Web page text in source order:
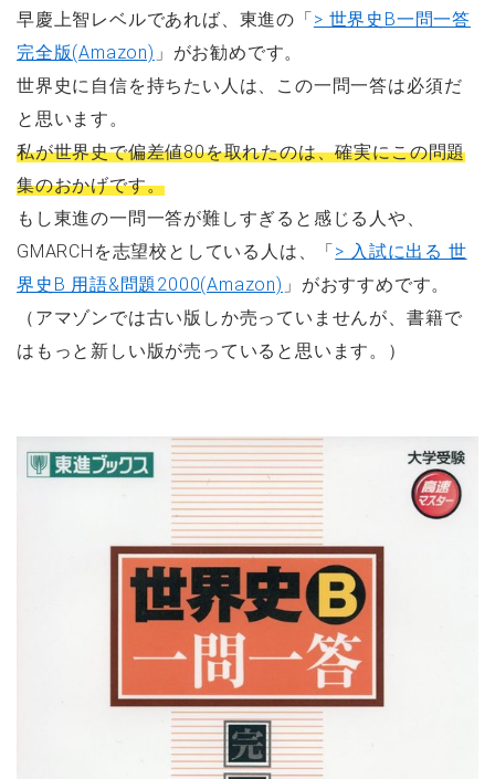
早慶上智レベルであれば、東進の「 > 世界史B一問一答
完全版(Amazon) 」がお勧めです。
世界史に自信を持ちたい人は、この一問一答は必須だ
と思います。
私が世界史で偏差値80を取れたのは、確実にこの問題
集のおかげです。
もし東進の一問一答が難しすぎると感じる人や、
GMARCHを志望校としている人は、「 > 入試に出る 世
界史B 用語&問題2000(Amazon) 」がおすすめです。
（アマゾンでは古い版しか売っていませんが、書籍で
はもっと新しい版が売っていると思います。）